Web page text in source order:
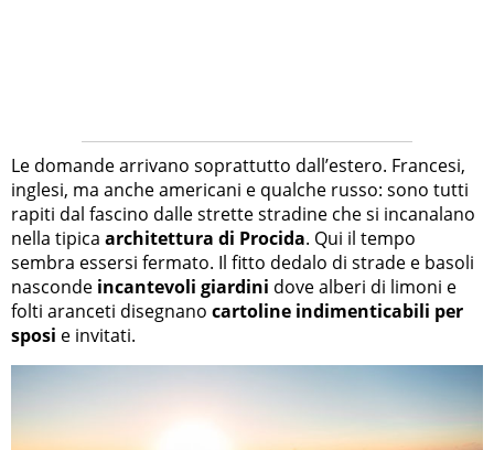
Le domande arrivano soprattutto dall’estero. Francesi,
inglesi, ma anche americani e qualche russo: sono tutti
rapiti dal fascino dalle strette stradine che si incanalano
nella tipica architettura di Procida. Qui il tempo
sembra essersi fermato. Il fitto dedalo di strade e basoli
nasconde incantevoli giardini dove alberi di limoni e
folti aranceti disegnano cartoline indimenticabili per
sposi e invitati.